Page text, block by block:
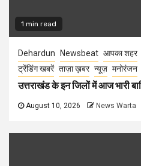
1 min read
Dehardun Newsbeat आपका शहर
ट्रेंडिंग खबरें ताज़ा ख़बर न्यूज़ मनोरंजन
उत्तराखंड के इन जिलों में आज भारी
August 10, 2026 News Warta